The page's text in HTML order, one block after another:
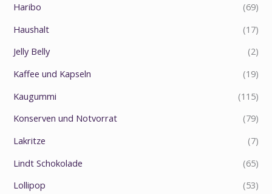
Haribo
(69)
Haushalt
(17)
Jelly Belly
(2)
Kaffee und Kapseln
(19)
Kaugummi
(115)
Konserven und Notvorrat
(79)
Lakritze
(7)
Lindt Schokolade
(65)
Lollipop
(53)